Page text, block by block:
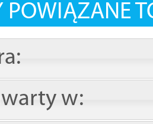
POWIĄZANE
w: